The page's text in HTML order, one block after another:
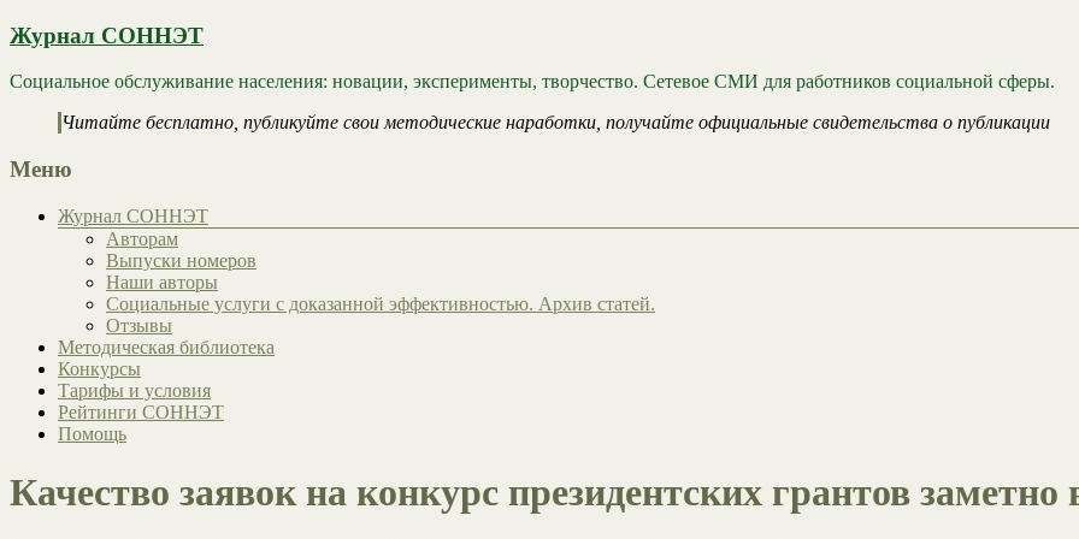
Журнал СОННЭТ
Социальное обслуживание населения: новации, эксперименты, творчество. Сетевое СМИ для работников социальной сферы.
Читайте бесплатно, публикуйте свои методические наработки, получайте официальные свидетельства о публикации
Меню
Журнал СОННЭТ
Авторам
Выпуски номеров
Наши авторы
Социальные услуги с доказанной эффективностью. Архив статей.
Отзывы
Методическая библиотека
Конкурсы
Тарифы и условия
Рейтинги СОННЭТ
Помощь
Качество заявок на конкурс президентских грантов заметно